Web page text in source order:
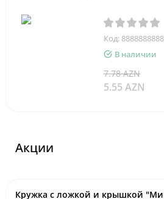
Код:
В наличии
7.78 AZN
5.55 AZN
Акции
Кружка с ложкой и крышкой